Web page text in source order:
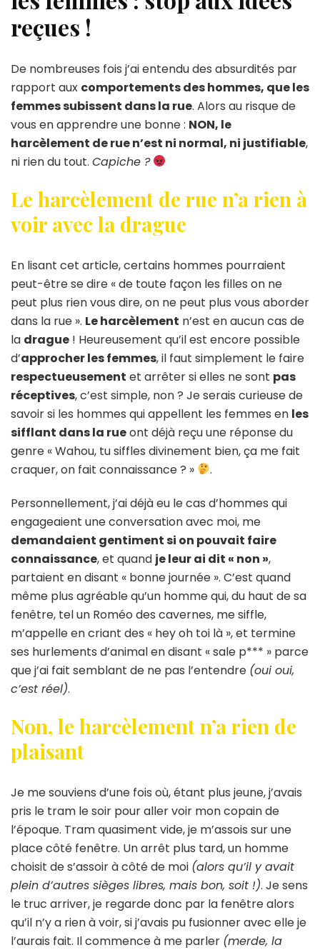
reçues !
De nombreuses fois j’ai entendu des absurdités par
rapport aux comportements des hommes, que les
femmes subissent dans la rue. Alors au risque de
vous en apprendre une bonne : NON, le
harcèlement de rue n’est ni normal, ni justifiable,
ni rien du tout. Capiche ?
Le harcèlement de rue n’a rien à
voir avec la drague
En lisant cet article, certains hommes pourraient
peut-être se dire « de toute façon les filles on ne
peut plus rien vous dire, on ne peut plus vous aborder
dans la rue ». Le harcèlement n’est en aucun cas de
la drague ! Heureusement qu’il est encore possible
d’approcher les femmes, il faut simplement le faire
respectueusement et arrêter si elles ne sont pas
réceptives, c’est simple, non ? Je serais curieuse de
savoir si les hommes qui appellent les femmes en les
sifflant dans la rueont déjà reçu une réponse du
genre « Wahou, tu siffles divinement bien, ça me fait
craquer, on fait connaissance ? »
.
Personnellement, j’ai déjà eu le cas d’hommes qui
engageaient une conversation avec moi, me
demandaient gentiment si on pouvait faire
connaissance, et quand je leur ai dit « non »,
partaient en disant « bonne journée ». C’est quand
même plus agréable qu’un homme qui, du haut de sa
fenêtre, tel un Roméo des cavernes, me siffle,
m’appelle en criant des « hey oh toi là », et termine
ses hurlements d’animal en disant « sale p*** » parce
que j’ai fait semblant de ne pas l’entendre (oui oui,
c’est réel).
Non, le harcèlement n’a rien de
plaisant
Je me souviens d’une fois où, étant plus jeune, j’avais
pris le tram le soir pour aller voir mon copain de
l’époque. Tram quasiment vide, je m’assois sur une
place côté fenêtre. Un arrêt plus tard, un homme
choisit de s’assoir à côté de moi (alors qu’il y avait
plein d’autres sièges libres, mais bon, soit !). Je sens
le truc arriver, je regarde donc par la fenêtre alors
qu’il n’y a rien à voir, si j’avais pu fusionner avec elle je
l’aurais fait. Il commence à me parler (merde, la